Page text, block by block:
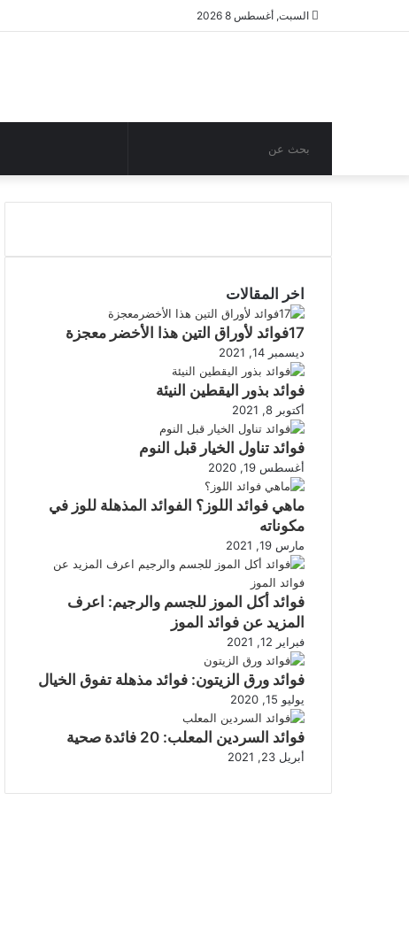
السبت, أغسطس 8 2026
بحث
عن عشوائي
اخر المقالات
17فوائد لأوراق التين هذا الأخضر معجزة
ديسمبر 14, 2021
فوائد بذور اليقطين النيئة
أكتوبر 8, 2021
فوائد تناول الخيار قبل النوم
أغسطس 19, 2020
ماهي فوائد اللوز؟ الفوائد المذهلة للوز في
مكوناته
مارس 19, 2021
فوائد أكل الموز للجسم والرجيم: اعرف
المزيد عن فوائد الموز
فبراير 12, 2021
فوائد ورق الزيتون: فوائد مذهلة تفوق الخيال
يوليو 15, 2020
فوائد السردين المعلب: 20 فائدة صحية
أبريل 23, 2021